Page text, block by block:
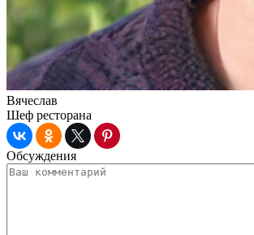
Вячеслав
Шеф ресторана
Обсуждения